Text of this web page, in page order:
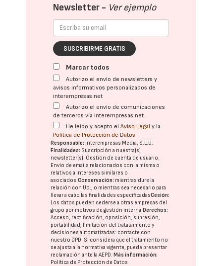
Newsletter - Ver ejemplo
SUSCRIBIRME GRATIS
Marcar todos
Autorizo el envío de newsletters y
avisos informativos personalizados de
interempresas.net
Autorizo el envío de comunicaciones
de terceros vía interempresas.net
He leído y acepto elAviso Legal y la
Política de Protección de Datos
Responsable: Interempresas Media, S.L.U.
Finalidades: Suscripción a nuestra(s)
newsletter(s). Gestión de cuenta de usuario.
Envío de emails relacionados con la misma o
relativos a intereses similares o
asociados.Conservación: mientras dure la
relación con Ud., o mientras sea necesario para
llevar a cabo las finalidades especificadasCesión:
Los datos pueden cederse a otras empresas del
grupo por motivos de gestión interna.Derechos:
Acceso, rectificación, oposición, supresión,
portabilidad, limitación del tratatamiento y
decisiones automatizadas: contacte con
nuestro DPD. Si considera que el tratamiento no
se ajusta a la normativa vigente, puede presentar
reclamación ante laAEPD.Más información:
Política de Protección de Datos